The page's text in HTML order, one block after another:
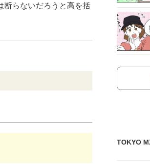
断らないだろうと高を括
TOKYO